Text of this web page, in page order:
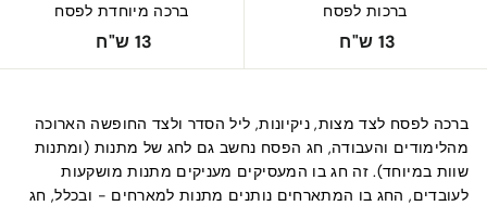
ברכות לפסח
13 ש"ח
1
3
"
ח
ברכה מיוחדת לפסח
13 ש"ח
1
3
"
ח
ברכה לפסח לצד מצות, ניקיונות, ליל הסדר ולצד החופשה הארוכה
מהלימודים והעבודה, חג הפסח נחשב גם לחג של מתנות (ומתנות
שוות במיוחד). זה חג בו המעסיקים מעניקים מתנות מושקעות
לעובדים, החג בו המתארחים נותנים מתנות למארחים - ובכלל, חג